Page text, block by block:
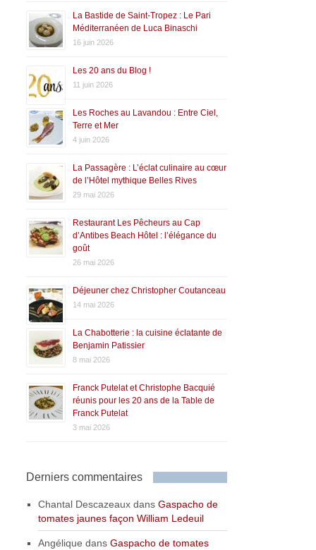
La Bastide de Saint-Tropez : Le Pari
Méditerranéen de Luca Binaschi
16 juin 2026
Les 20 ans du Blog !
11 juin 2026
Les Roches au Lavandou : Entre Ciel,
Terre et Mer
4 juin 2026
La Passagère : L’éclat culinaire au cœur
de l’Hôtel mythique Belles Rives
29 mai 2026
Restaurant Les Pêcheurs au Cap
d’Antibes Beach Hôtel : l’élégance du
goût
26 mai 2026
Déjeuner chez Christopher Coutanceau
14 mai 2026
La Chabotterie : la cuisine éclatante de
Benjamin Patissier
8 mai 2026
Franck Putelat et Christophe Bacquié
réunis pour les 20 ans de la Table de
Franck Putelat
3 mai 2026
Derniers commentaires
Chantal Descazeaux dansGaspacho de
tomates jaunes façon William Ledeuil
Angélique dansGaspacho de tomates